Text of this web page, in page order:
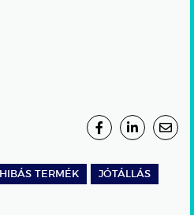
HIBÁS TERMÉK JÓTÁLLÁS